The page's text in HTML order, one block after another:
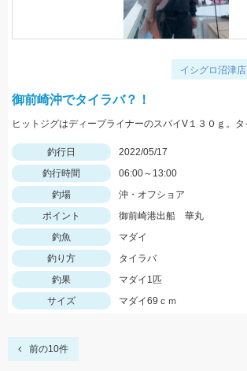
イシグロ沼津店
御前崎沖でタイラバ？！
釣行日
2022/05/17
釣行時間
06:00～13:00
釣場
沖・オフショア
ポイント
御前崎港出船 華丸
釣魚
マダイ
釣り方
タイラバ
釣果
マダイ1匹
サイズ
マダイ69ｃｍ
前の10件